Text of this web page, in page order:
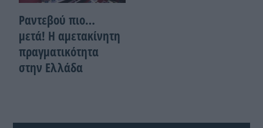
Ραντεβού πιο…
μετά! Η αμετακίνητη
πραγματικότητα
στην Ελλάδα